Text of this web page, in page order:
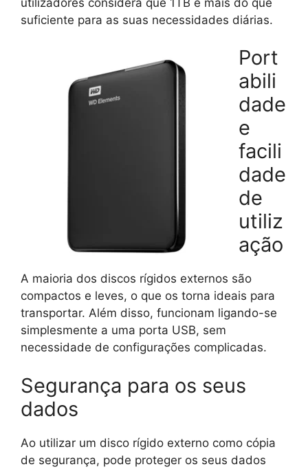
suficiente para as suas necessidades diárias.
Port
abili
dade
e
facili
dade
de
utiliz
ação
A maioria dos discos rígidos externos são
compactos e leves, o que os torna ideais para
transportar. Além disso, funcionam ligando-se
simplesmente a uma porta USB, sem
necessidade de configurações complicadas.
Segurança para os seus
dados
Ao utilizar um disco rígido externo como cópia
de segurança, pode proteger os seus dados